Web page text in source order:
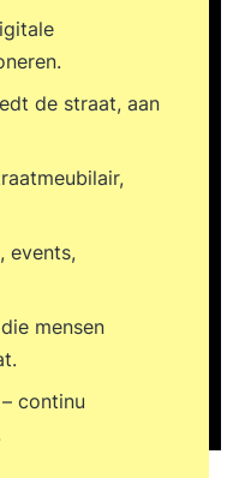
de straat, aan
events,
mensen
– continu